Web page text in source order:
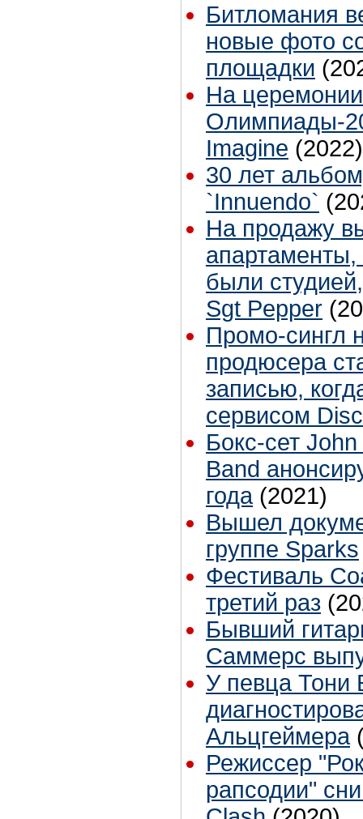
Битломания
новые фото
площадки
На
Олимпиады-
Imagine (2022)
30 лет
`Innuendo`
На продажу
апартаменты,
были
Sgt Pepper
Промо-сингл
продюсера
записью,
сервисом
Бокс-сет
Band
года (2021)
Вышел
группе Sparks
Фестиваль
третий раз
Бывший
Саммерс
У певца Тони
Альцгеймера
Режиссер
рапсодии"